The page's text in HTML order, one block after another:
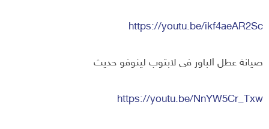
https://youtu.be/ikf4aeAR2Sc
صيانة عطل الباور فى لابتوب لينوفو حديث
https://youtu.be/NnYW5Cr_Txw